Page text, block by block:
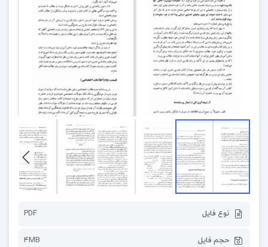
نوع فایل PDF
حجم فایل 4MB